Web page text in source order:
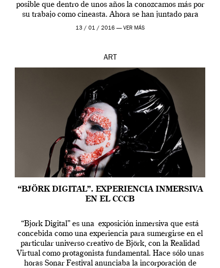
posible que dentro de unos años la conozcamos más por
su trabajo como cineasta. Ahora se han juntado para
contarnos una […]
13 / 01 / 2016 — VER MÁS
ART
“BJÖRK DIGITAL”. EXPERIENCIA INMERSIVA
EN EL CCCB
“Bjork Digital” es una exposición inmersiva que está
concebida como una experiencia para sumergirse en el
particular universo creativo de Björk, con la Realidad
Virtual como protagonista fundamental. Hace sólo unas
horas Sonar Festival anunciaba la incorporación de